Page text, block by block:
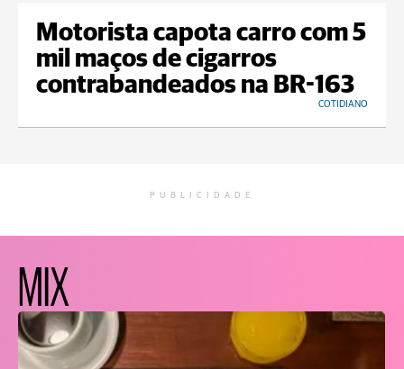
Motorista capota carro com 5
mil maços de cigarros
contrabandeados na BR-163
COTIDIANO
PUBLICIDADE
MIX